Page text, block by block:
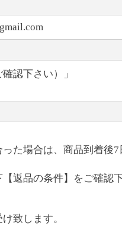
認下さい）」
た場合は、商品到着後
返品の条件】をご確認下
致します。